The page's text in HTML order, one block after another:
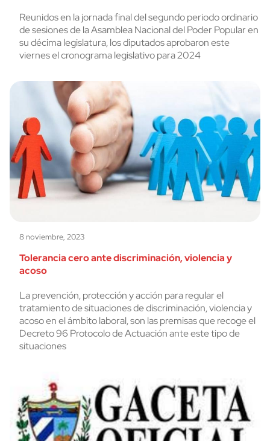
Reunidos en la jornada final del segundo periodo ordinario
de sesiones de la Asamblea Nacional del Poder Popular en
su décima legislatura, los diputados aprobaron este
viernes el cronograma legislativo para 2024
8 noviembre, 2023
Tolerancia cero ante discriminación, violencia y
acoso
La prevención, protección y acción para regular el
tratamiento de situaciones de discriminación, violencia y
acoso en el ámbito laboral, son las premisas que recoge el
Decreto 96 Protocolo de Actuación ante este tipo de
situaciones